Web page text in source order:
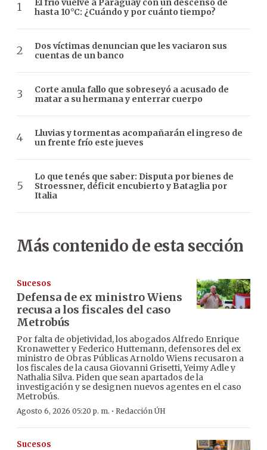
El frío vuelve a Paraguay con un descenso de
hasta 10°C: ¿Cuándo y por cuánto tiempo?
Dos víctimas denuncian que les vaciaron sus
cuentas de un banco
Corte anula fallo que sobreseyó a acusado de
matar a su hermana y enterrar cuerpo
Lluvias y tormentas acompañarán el ingreso de
un frente frío este jueves
Lo que tenés que saber: Disputa por bienes de
Stroessner, déficit encubierto y Bataglia por
Italia
Más contenido de esta sección
Sucesos
Defensa de ex ministro Wiens
recusa a los fiscales del caso
Metrobús
Por falta de objetividad, los abogados Alfredo Enrique
Kronawetter y Federico Huttemann, defensores del ex
ministro de Obras Públicas Arnoldo Wiens recusaron a
los fiscales de la causa Giovanni Grisetti, Yeimy Adle y
Nathalia Silva. Piden que sean apartados de la
investigación y se designen nuevos agentes en el caso
Metrobús.
Agosto 6, 2026 05:20 p. m. · Redacción ÚH
Sucesos